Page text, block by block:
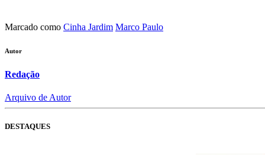
Marcado como Cinha Jardim Marco Paulo
Autor
Redação
Arquivo de Autor
DESTAQUES